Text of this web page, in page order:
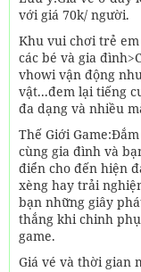
với giá 70k/ người.
Khu vui chơi trẻ
các bé và gia
vhowi vận động
vật...đem lại tiếng
đa dạng và nhiều
Thế Giới
cùng gia đình và
điển cho đến hiện
xèng hay trải
bạn những giây
thắng khi chinh
game.
Giá vé và thời gian